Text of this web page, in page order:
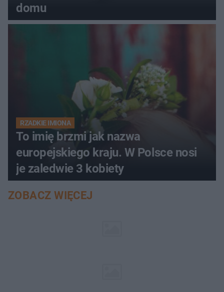
domu
RZADKIE IMIONA
To imię brzmi jak nazwa
europejskiego kraju. W Polsce nosi
je zaledwie 3 kobiety
ZOBACZ WIĘCEJ